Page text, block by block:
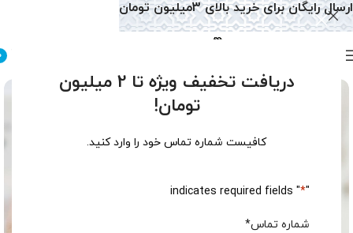
دریافت تخفیف ویژه تا 2 میلیون
تومان!
کافیست شماره تماس خود را وارد کنید.
"
*
" indicates required fields
شماره تماس*
ارسال رایگان برای خرید بالای 3میلیون تومان